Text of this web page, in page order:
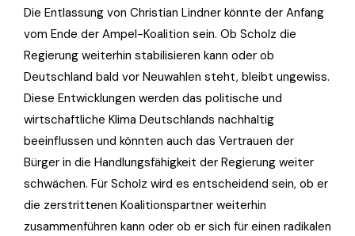
Die Entlassung von Christian Lindner könnte der Anfang
vom Ende der Ampel-Koalition sein. Ob Scholz die
Regierung weiterhin stabilisieren kann oder ob
Deutschland bald vor Neuwahlen steht, bleibt ungewiss.
Diese Entwicklungen werden das politische und
wirtschaftliche Klima Deutschlands nachhaltig
beeinflussen und könnten auch das Vertrauen der
Bürger in die Handlungsfähigkeit der Regierung weiter
schwächen. Für Scholz wird es entscheidend sein, ob er
die zerstrittenen Koalitionspartner weiterhin
zusammenführen kann oder ob er sich für einen radikalen